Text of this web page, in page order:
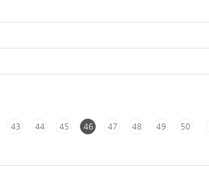
43 44 45 46 47 48 49 50